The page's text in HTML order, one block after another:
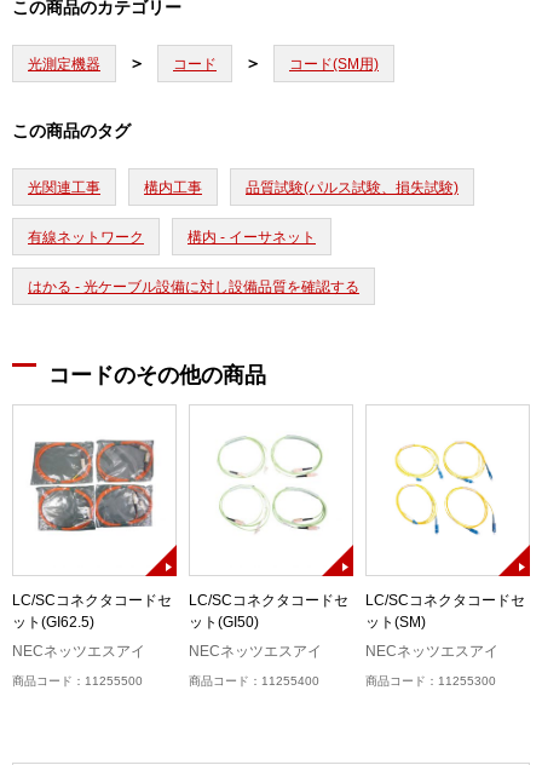
この商品のカテゴリー
光測定機器 コード コード(SM用)
この商品のタグ
光関連工事 構内工事 品質試験(パルス試験、損失試験)
有線ネットワーク 構内 - イーサネット
はかる - 光ケーブル設備に対し設備品質を確認する
コードのその他の商品
LC/SCコネクタコードセ
ット(GI62.5)
NECネッツエスアイ
商品コード：11255500
LC/SCコネクタコードセ
ット(GI50)
NECネッツエスアイ
商品コード：11255400
LC/SCコネクタコードセ
ット(SM)
NECネッツエスアイ
商品コード：11255300